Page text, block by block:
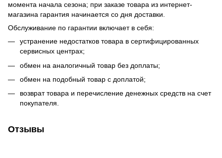
момента начала сезона; при заказе товара из интернет-
магазина гарантия начинается со дня доставки.
Обслуживание по гарантии включает в себя:
устранение недостатков товара в сертифицированных
сервисных центрах;
обмен на аналогичный товар без доплаты;
обмен на подобный товар с доплатой;
возврат товара и перечисление денежных средств на счет
покупателя.
Отзывы